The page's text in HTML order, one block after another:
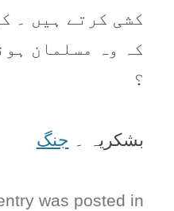
کشی کرتے ہیں ۔
کہ وہ مسلمان
؟
بشکريہ ۔ جنگ
was posted in